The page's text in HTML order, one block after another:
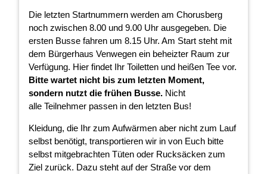
Die letzten Startnummern werden am Chorusberg
noch zwischen 8.00 und 9.00 Uhr ausgegeben. Die
ersten Busse fahren um 8.15 Uhr. Am Start steht mit
dem Bürgerhaus Venwegen ein beheizter Raum zur
Verfügung. Hier findet Ihr Toiletten und heißen Tee vor.
Bitte wartet nicht bis zum letzten Moment,
sondern nutzt die frühen Busse. Nicht
alle Teilnehmer passen in den letzten Bus!
Kleidung, die Ihr zum Aufwärmen aber nicht zum Lauf
selbst benötigt, transportieren wir in von Euch bitte
selbst mitgebrachten Tüten oder Rucksäcken zum
Ziel zurück. Dazu steht auf der Straße vor dem